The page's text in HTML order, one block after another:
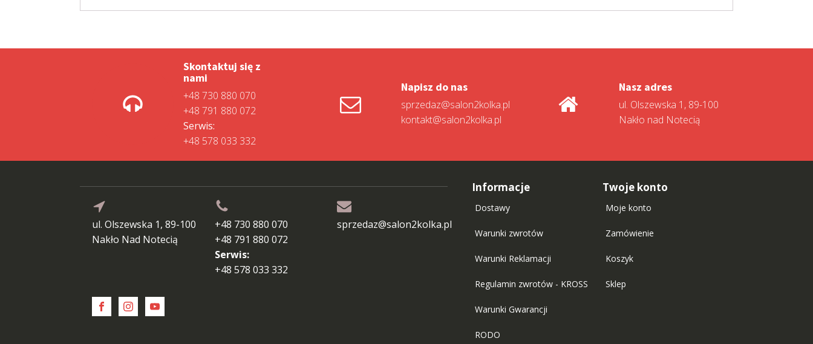
Skontaktuj się z
nami
+48 730 880 070
+48 791 880 072
Serwis:
+48 578 033 332
Napisz do nas
sprzedaz@salon2kolka.pl
kontakt@salon2kolka.pl
Nasz adres
ul. Olszewska 1, 89-100
Nakło nad Notecią
ul. Olszewska 1, 89-100
Nakło Nad Notecią
+48 730 880 070
+48 791 880 072
Serwis:
+48 578 033 332
sprzedaz@salon2kolka.pl
Informacje
Dostawy
Warunki zwrotów
Warunki Reklamacji
Regulamin zwrotów - KROSS
Warunki Gwarancji
RODO
Twoje konto
Moje konto
Zamówienie
Koszyk
Sklep